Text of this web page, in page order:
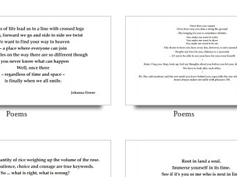
Poems Poems